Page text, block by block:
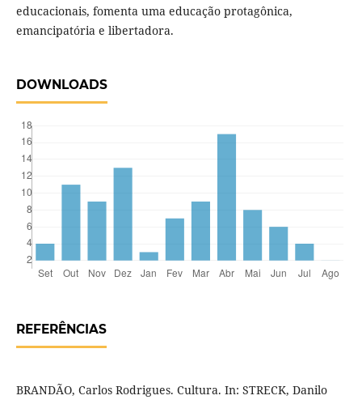
educacionais, fomenta uma educação protagônica,
emancipatória e libertadora.
DOWNLOADS
REFERÊNCIAS
BRANDÃO, Carlos Rodrigues. Cultura. In: STRECK, Danilo